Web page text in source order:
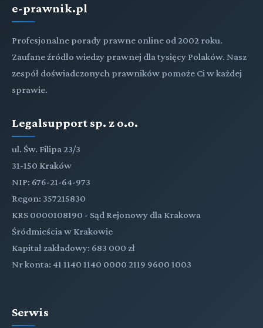
e-prawnik.pl
Profesjonalne porady prawne online od 2002 roku.
Zaufane źródło wiedzy prawnej dla tysięcy Polaków. Nasz
zespół doświadczonych prawników pomoże Ci w każdej
sprawie.
Legalsupport sp. z o.o.
ul. Św. Filipa 23/3
31-150 Kraków
NIP: 676-21-64-973
Regon: 357215830
KRS 0000108190 - Sąd Rejonowy dla Krakowa
Śródmieścia w Krakowie
Kapitał zakładowy: 683 000 zł
Nr konta: 41 1140 1140 0000 2119 9600 1003
Serwis